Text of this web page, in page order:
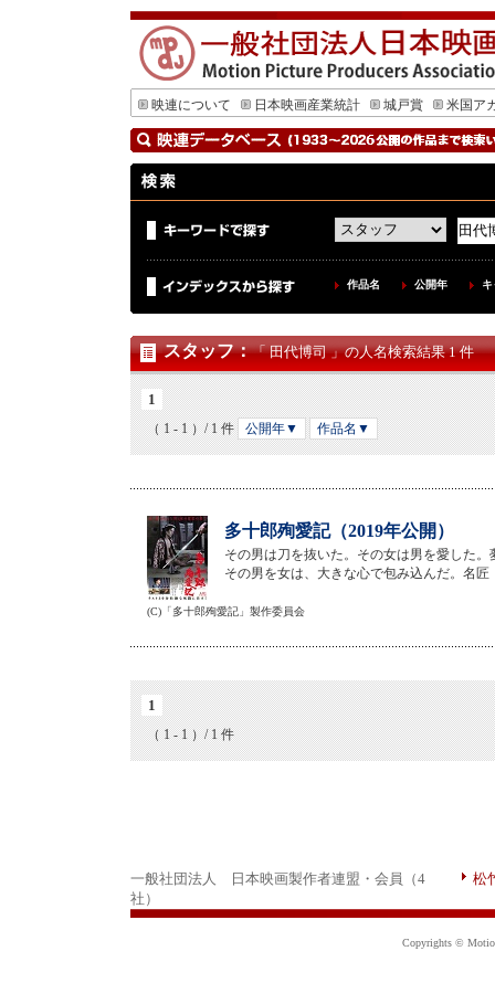
映連について 日本映画産業統計 城戸賞 米国ア
作品名 公開年
スタッフ：「 田代博司 」の人名検索結果 1 件
1
（ 1 - 1 ）/ 1 件 公開年▼ 作品名▼
多十郎殉愛記（2019年公開）
その男は刀を抜いた。その女は男を愛した
その男を女は、大きな心で包み込んだ。名
(C)「多十郎殉愛記」製作委員会
1
（ 1 - 1 ）/ 1 件
一般社団法人 日本映画製作者連盟・会員（4
社）
松
Copyrights ©